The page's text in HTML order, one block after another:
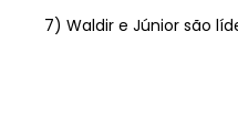
7) Waldir e Júnior são